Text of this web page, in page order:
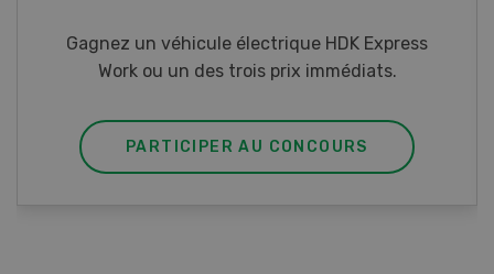
Gagnez l’un des cinq couteaux de poche LANDI
PARTICIPER AU CONCOURS